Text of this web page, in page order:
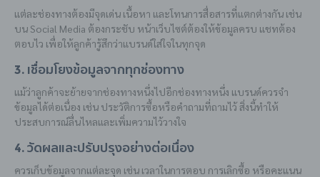
แต่ละช่องทางต้องมีจุดเด่น เนื้อหา และโทนการสื่อสารที่แตกต่างกัน เช่น
บน Social Media ต้องกระชับ หน้าเว็บไซต์ต้องให้ข้อมูลครบ แชทต้อง
ตอบไว เพื่อให้ลูกค้ารู้สึกว่าแบรนด์ใส่ใจในทุกจุด
3. เชื่อมโยงข้อมูลจากทุกช่องทาง
แม้ว่าลูกค้าจะย้ายจากช่องทางหนึ่งไปอีกช่องทางหนึ่ง แบรนด์ควรจำ
ข้อมูลได้ต่อเนื่อง เช่น ประวัติการซื้อหรือคำถามที่ถามไว้ สิ่งนี้ทำให้
ประสบการณ์ลื่นไหลและเพิ่มความไว้วางใจ
4. วัดผลและปรับปรุงอย่างต่อเนื่อง
ควรเก็บข้อมูลจากแต่ละจุด เช่น เวลาในการตอบ การเลิกซื้อ หรือคะแนน